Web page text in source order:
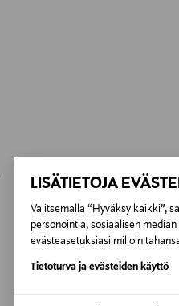
LISÄTIETOJA
Valitsemalla “Hyväksy kaikki”,
personointia, sosiaalisen
evästeasetuksiasi milloin
Tietoturva ja evästeiden käyttö